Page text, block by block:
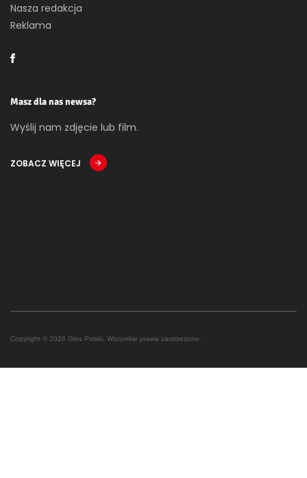
Nasza redakcja
Reklama
Masz dla nas newsa?
Wyślij nam zdjęcie lub film.
ZOBACZ WIĘCEJ
Copyright © 2026 Głos Polski. Wszystkie prawa zastrzeżone.